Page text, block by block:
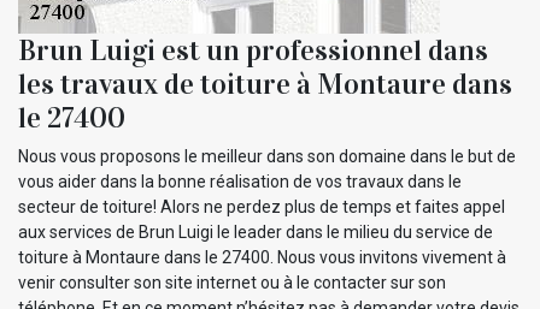
Brun Luigi est un professionnel dans
les travaux de toiture à Montaure dans
le 27400
Nous vous proposons le meilleur dans son domaine dans le but de
vous aider dans la bonne réalisation de vos travaux dans le
secteur de toiture! Alors ne perdez plus de temps et faites appel
aux services de Brun Luigi le leader dans le milieu du service de
toiture à Montaure dans le 27400. Nous vous invitons vivement à
venir consulter son site internet ou à le contacter sur son